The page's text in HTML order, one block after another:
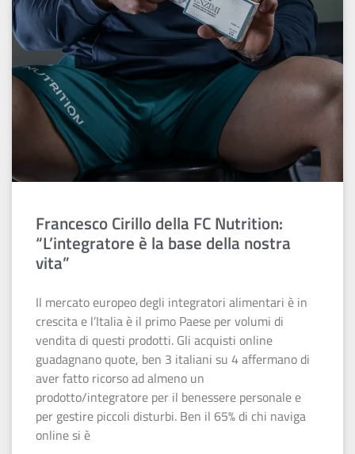
Francesco Cirillo della FC Nutrition:
“L’integratore è la base della nostra
vita”
Il mercato europeo degli integratori alimentari è in
crescita e l’Italia è il primo Paese per volumi di
vendita di questi prodotti. Gli acquisti online
guadagnano quote, ben 3 italiani su 4 affermano di
aver fatto ricorso ad almeno un
prodotto/integratore per il benessere personale e
per gestire piccoli disturbi. Ben il 65% di chi naviga
online si è